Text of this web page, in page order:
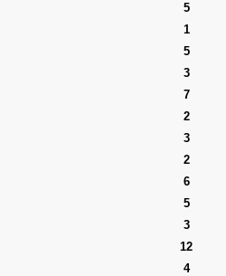
5
1
5
3
7
2
3
2
6
5
3
12
4